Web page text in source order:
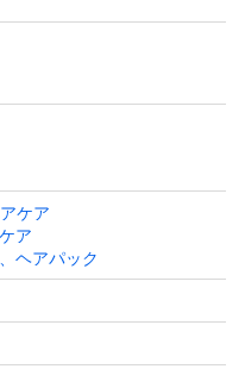
ク 140g
ります。
慮ください
ットも飼っておりませ
ケア
ア
ヘアパック